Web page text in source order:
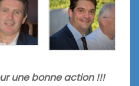
une bonne action !!!